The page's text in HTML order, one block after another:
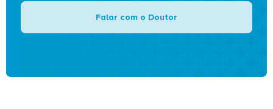
Falar com o Doutor